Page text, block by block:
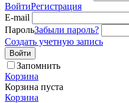
ВойтиРегистрация
E-mail
ПарольЗабыли пароль?
Создать учетную запись
Войти
Запомнить
Корзина
Корзина пуста
Корзина